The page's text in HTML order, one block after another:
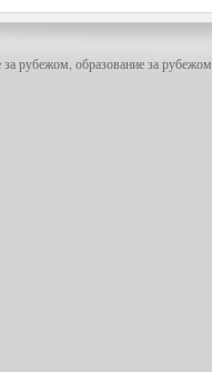
рубежом, образование за